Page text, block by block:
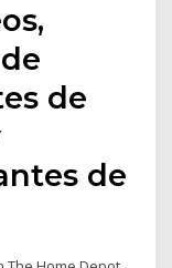
de
de